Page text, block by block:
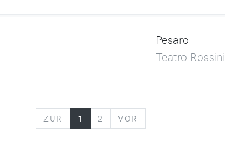
Pesaro
Teatro Rossini
ZUR ZURÜCK
1 2 VOR